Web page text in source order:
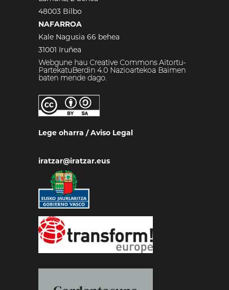
48003 Bilbo
NAFARROA
Kale Nagusia 66 behea
31001 Iruñea
Webgune hau Creative Commons Aitortu-
PartekatuBerdin 4.0 Nazioartekoa Baimen
baten mende dago.
Lege oharra /Aviso Legal
iratzar@iratzar.eus